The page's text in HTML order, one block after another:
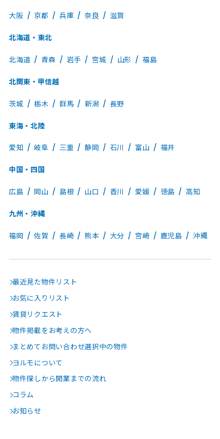
大阪 京都 兵庫 奈良 滋賀
北海道・東北
北海道 青森 岩手 宮城 山形 福島
北関東・甲信越
茨城 栃木 群馬 新潟 長野
東海・北陸
愛知 岐阜 三重 静岡 石川 富山 福井
中国・四国
広島 岡山 島根 山口 香川 愛媛 徳島 高知
九州・沖縄
福岡 佐賀 長崎 熊本 大分 宮崎 鹿児島 沖縄
最近見た物件リスト
お気に入りリスト
賃貸リクエスト
物件掲載をお考えの方へ
まとめてお問い合わせ選択中の物件
ヨルモについて
物件探しから開業までの流れ
コラム
お知らせ